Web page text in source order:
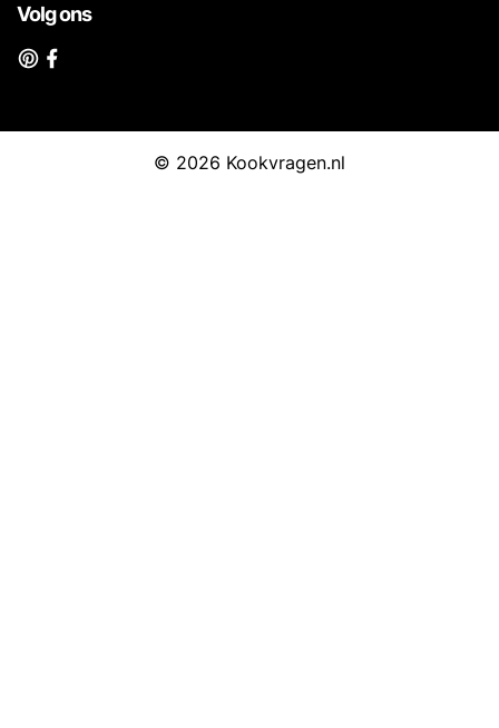
Volg ons
© 2026 Kookvragen.nl